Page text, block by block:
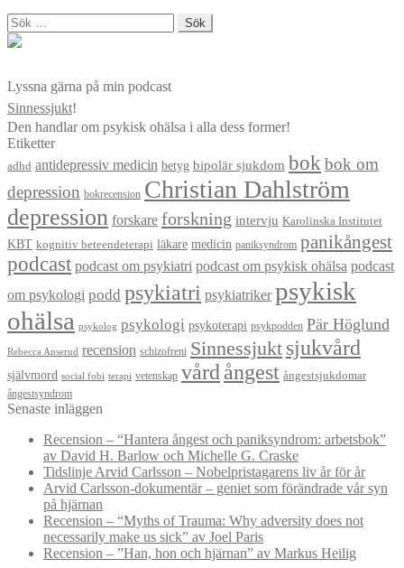
Sök
efter:
Lyssna gärna på min podcast
Sinnessjukt!
Den handlar om psykisk ohälsa i alla dess former!
Etiketter
adhd antidepressiv medicin betyg bipolär sjukdom bokbok om
depression
bokrecension Christian Dahlström
depression forskare forskning intervju Karolinska Institutet
KBT kognitiv beteendeterapi läkare medicin paniksyndrom panikångest
podcast podcast om psykiatri podcast om psykisk ohälsa podcast
om psykologi podd psykiatri psykiatriker psykisk
ohälsa psykolog psykologi psykoterapi psykpodden Pär Höglund
Rebecca Anserud recension schizofreni Sinnessjukt sjukvård
självmord social fobi terapi vetenskap vård ångest ångestsjukdomar
ångestsyndrom
Senaste inläggen
Recension – “Hantera ångest och paniksyndrom: arbetsbok”
av David H. Barlow och Michelle G. Craske
Tidslinje Arvid Carlsson – Nobelpristagarens liv år för år
Arvid Carlsson-dokumentär – geniet som förändrade vår syn
på hjärnan
Recension – “Myths of Trauma: Why adversity does not
necessarily make us sick” av Joel Paris
Recension – ”Han, hon och hjärnan” av Markus Heilig